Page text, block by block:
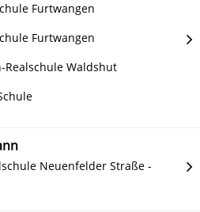
Furtwangen
Furtwangen
Realschule Waldshut
Neuenfelder Straße -